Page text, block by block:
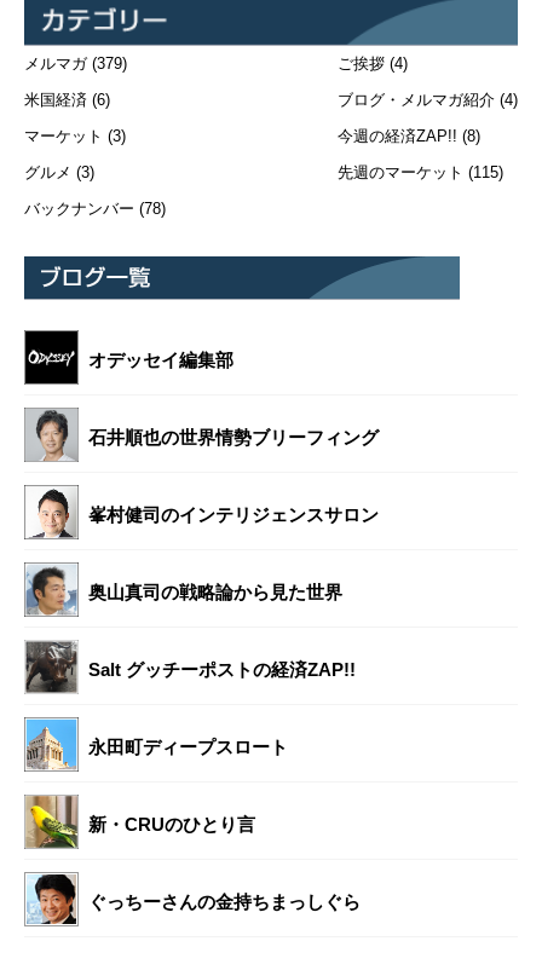
メルマガ(379)
米国経済 (6)
マーケット (3)
グルメ (3)
バックナンバー (78)
ご挨拶 (4)
ブログ・メルマガ紹介 (4)
今週の経済ZAP!! (8)
先週のマーケット (115)
オデッセイ編集部
石井順也の世界情勢ブリーフィング
峯村健司のインテリジェンスサロン
奥山真司の戦略論から見た世界
Salt グッチーポストの経済ZAP!!
永田町ディープスロート
新・CRUのひとり言
ぐっちーさんの金持ちまっしぐら